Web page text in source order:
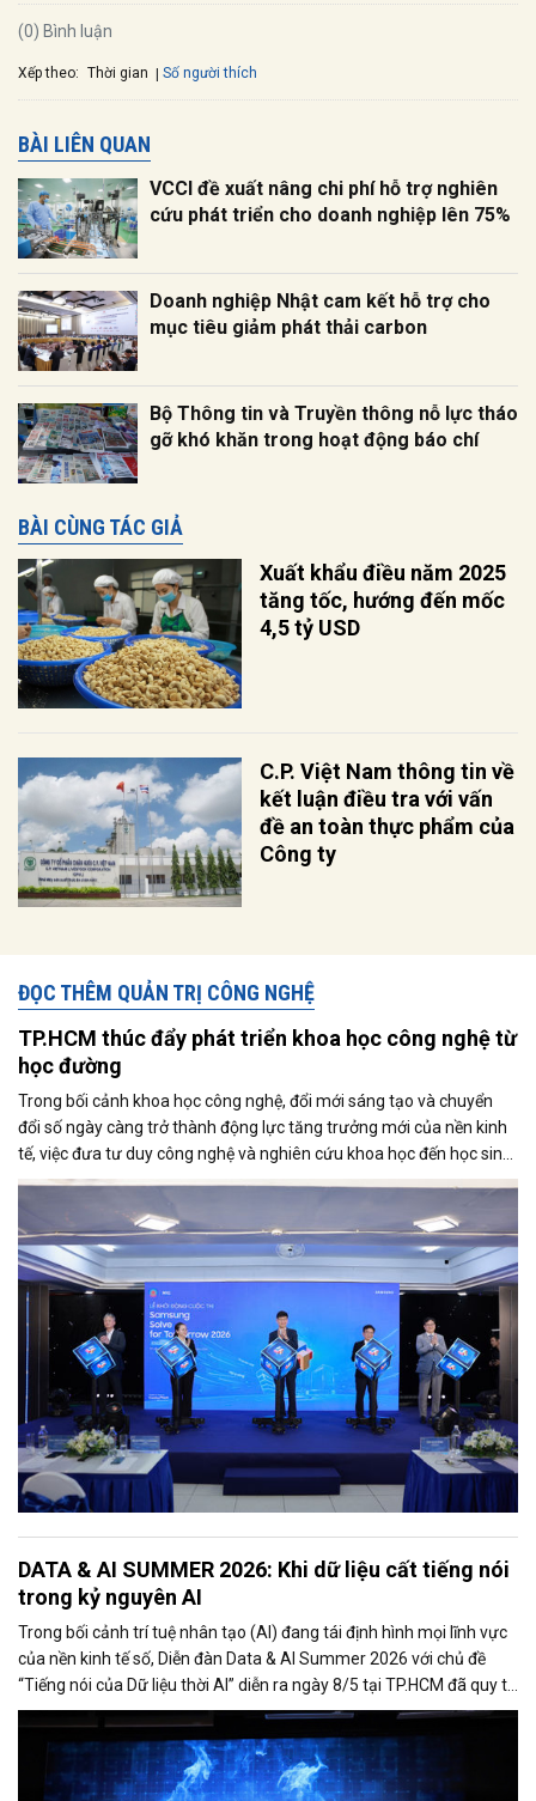
(0) Bình luận
Xếp theo: Thời gian Số người thích
BÀI LIÊN QUAN
VCCI đề xuất nâng chi phí hỗ trợ nghiên
cứu phát triển cho doanh nghiệp lên 75%
Doanh nghiệp Nhật cam kết hỗ trợ cho
mục tiêu giảm phát thải carbon
Bộ Thông tin và Truyền thông nỗ lực tháo
gỡ khó khăn trong hoạt động báo chí
BÀI CÙNG TÁC GIẢ
Xuất khẩu điều năm 2025
tăng tốc, hướng đến mốc
4,5 tỷ USD
C.P. Việt Nam thông tin về
kết luận điều tra với vấn
đề an toàn thực phẩm của
Công ty
ĐỌC THÊM QUẢN TRỊ CÔNG NGHỆ
TP.HCM thúc đẩy phát triển khoa học công nghệ từ
học đường
Trong bối cảnh khoa học công nghệ, đổi mới sáng tạo và chuyển
đổi số ngày càng trở thành động lực tăng trưởng mới của nền kinh
tế, việc đưa tư duy công nghệ và nghiên cứu khoa học đến học sinh
đang được xem là bước đi quan trọng để hình thành nguồn nhân
lực tương lai. Tại TP.HCM - trung tâm kinh tế, khoa học công nghệ
và đổi mới sáng tạo lớn nhất cả nước, định hướng này đang được
thúc đẩy mạnh mẽ thông qua các mô hình kết nối giữa cơ quan
quản lý, doanh nghiệp và nhà trường.
DATA & AI SUMMER 2026: Khi dữ liệu cất tiếng nói
trong kỷ nguyên AI
Trong bối cảnh trí tuệ nhân tạo (AI) đang tái định hình mọi lĩnh vực
của nền kinh tế số, Diễn đàn Data & AI Summer 2026 với chủ đề
“Tiếng nói của Dữ liệu thời AI” diễn ra ngày 8/5 tại TP.HCM đã quy tụ
hơn 500 đại biểu là lãnh đạo cơ quan quản lý, chuyên gia công nghệ,
doanh nghiệp, startup và cộng đồng đổi mới sáng tạo.